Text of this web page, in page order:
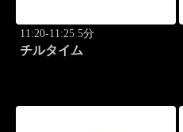
11:20-11:25 5分
チルタイム